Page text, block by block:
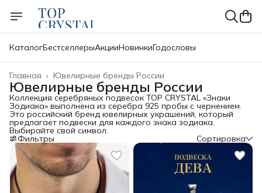
КаталогБестселлерыАкцииНовинкиГодословы
Ювелирные бренды России
Главная ›
Ювелирные бренды России
Коллекция серебряных подвесок TOP CRYSTAL «Знаки
Зодиака» выполнена из серебра 925 пробы с чернением.
Это российский бренд ювелирных украшений, который
предлагает подвески для каждого знака зодиака.
Выбирайте свой символ.
Фильтры Сортировка